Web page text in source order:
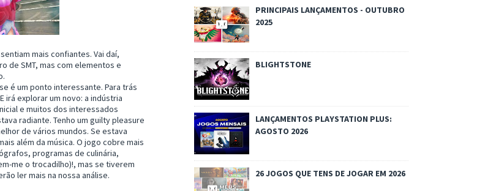
mais confiantes. Vai daí,
de SMT, mas com elementos e
é um ponto interessante. Para trás
irá explorar um novo: a indústria
e muitos dos interessados
radiante. Tenho um guilty pleasure
de vários mundos. Se estava
além da música. O jogo cobre mais
programas de culinária,
me o trocadilho)!, mas se tiverem
ler mais na nossa análise.
PRINCIPAIS LANÇAMENTOS - OUTUBRO
2025
BLIGHTSTONE
LANÇAMENTOS PLAYSTATION PLUS:
AGOSTO 2026
26 JOGOS QUE TENS DE JOGAR EM 2026